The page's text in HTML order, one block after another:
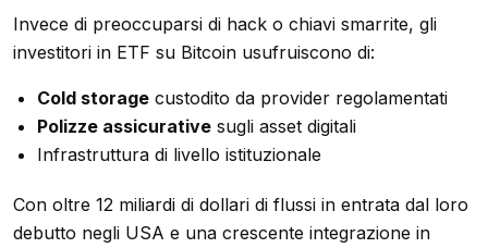
Invece di preoccuparsi di hack o chiavi smarrite, gli
investitori in ETF su Bitcoin usufruiscono di:
Cold storagecustodito da provider regolamentati
Polizze assicurativesugli asset digitali
Infrastruttura di livello istituzionale
Con oltre 12 miliardi di dollari di flussi in entrata dal loro
debutto negli USA e una crescente integrazione in